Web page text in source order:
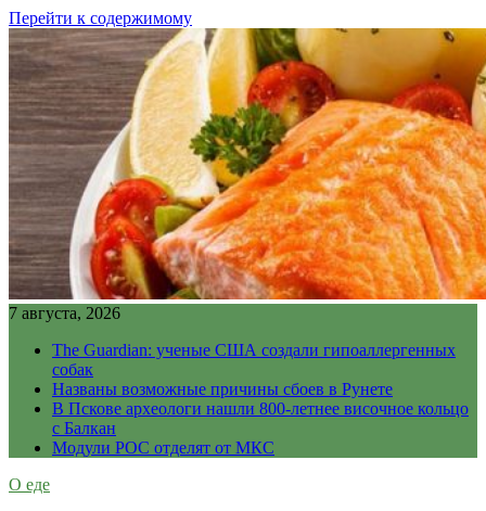
Перейти к содержимому
7 августа, 2026
The Guardian: ученые США создали гипоаллергенных
собак
Названы возможные причины сбоев в Рунете
В Пскове археологи нашли 800-летнее височное кольцо
с Балкан
Модули РОС отделят от МКС
О еде